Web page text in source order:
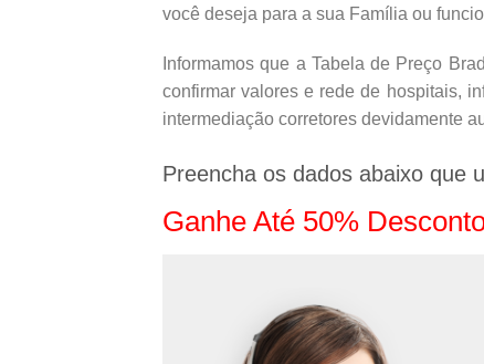
você deseja para a sua Família ou
Informamos que a Tabela de Preço
confirmar valores e rede de hospitais,
intermediação corretores devidamente
Preencha os dados abaixo que
Ganhe Até 50%